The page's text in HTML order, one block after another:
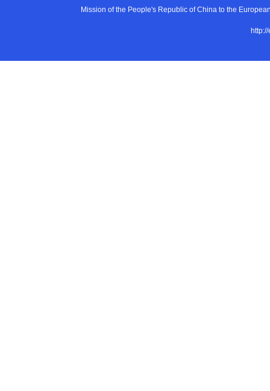
Mission of the People's Republic of China to the